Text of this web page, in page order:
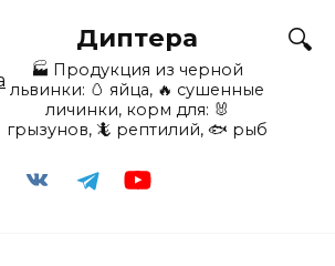
Диптера
🏭️ Продукция из черной
львинки: 🥚 яйца, 🔥 сушенные
личинки, корм для: 🐰
грызунов, 🦎 рептилий, 🐟 рыб